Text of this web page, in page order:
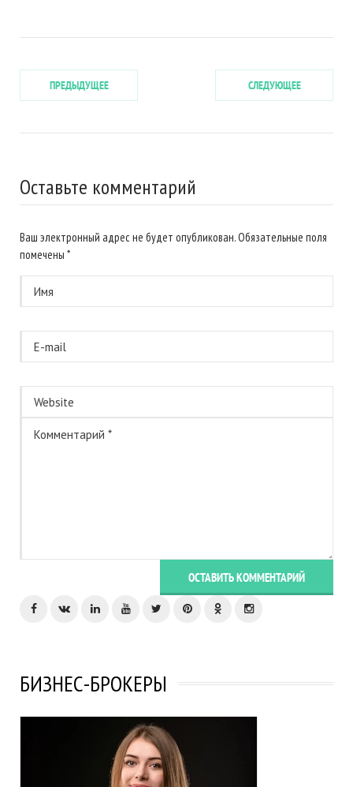
ПРЕДЫДУЩЕЕ СЛЕДУЮЩЕЕ
Оставьте комментарий
Ваш электронный адрес не будет опубликован. Обязательные поля
помечены *
ОСТАВИТЬ КОММЕНТАРИЙ
БИЗНЕС-БРОКЕРЫ